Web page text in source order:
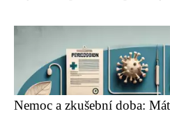
Nemoc a zkušební doba: